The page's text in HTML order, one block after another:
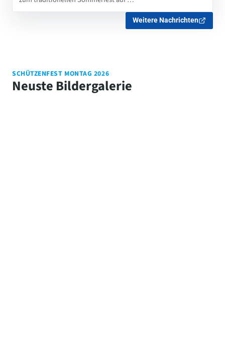
Weitere Nachrichten
SCHÜTZENFEST MONTAG 2026
Neuste Bildergalerie